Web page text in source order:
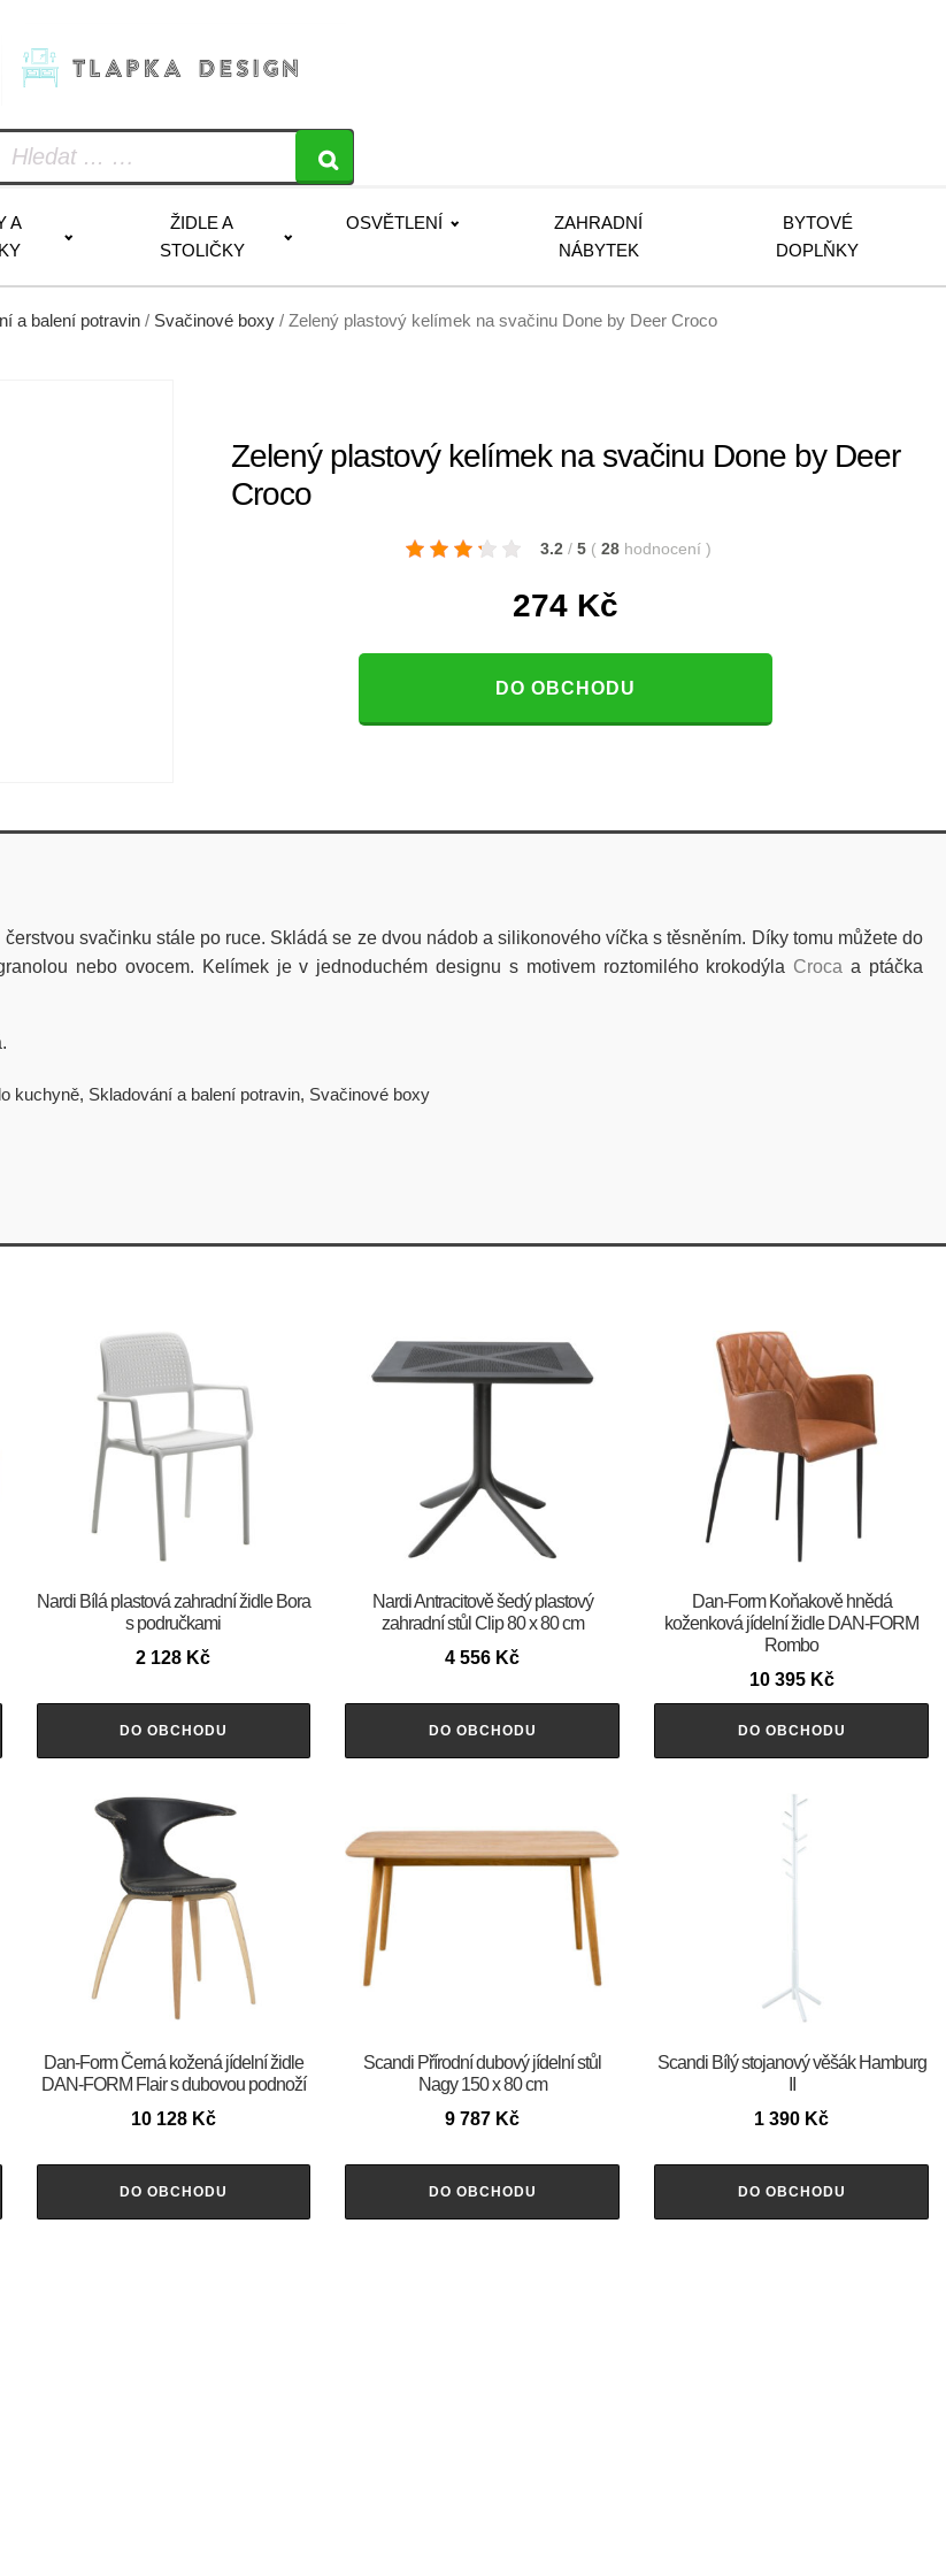
A
ŽIDLE A
STOLIČKY
OSVĚTLENÍ
ZAHRADNÍ
NÁBYTEK
BYTOVÉ
DOPLŇKY
a balení potravin / Svačinové boxy / Zelený plastový kelímek na svačinu Done by Deer Croco
Zelený plastový kelímek na svačinu Done by Deer
Croco
3.2 / 5 ( 28 hodnocení )
274 Kč
DO OBCHODU
svačinku stále po ruce. Skládá se ze dvou nádob a silikonového víčka s těsněním. Díky tomu můžete do
nebo ovocem. Kelímek je v jednoduchém designu s motivem roztomilého krokodýla Croca a ptáčka
kuchyně, Skladování a balení potravin, Svačinové boxy
Nardi Bílá plastová zahradní židle Bora
s područkami
2 128 Kč
DO OBCHODU
Nardi Antracitově šedý plastový
zahradní stůl Clip 80 x 80 cm
4 556 Kč
DO OBCHODU
​​​​​Dan-Form Koňakově hnědá
koženková jídelní židle DAN-FORM
Rombo
10 395 Kč
DO OBCHODU
​​​​​Dan-Form Černá kožená jídelní židle
DAN-FORM Flair s dubovou podnoží
10 128 Kč
DO OBCHODU
Scandi Přírodní dubový jídelní stůl
Nagy 150 x 80 cm
9 787 Kč
DO OBCHODU
Scandi Bílý stojanový věšák Hamburg
1 390 Kč
DO OBCHODU